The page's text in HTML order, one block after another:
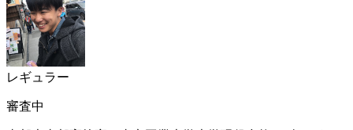
レギュラー
審査中